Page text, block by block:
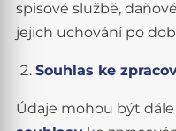
spisové službě,
jejich uchování po
Souhlas ke
Údaje mohou být